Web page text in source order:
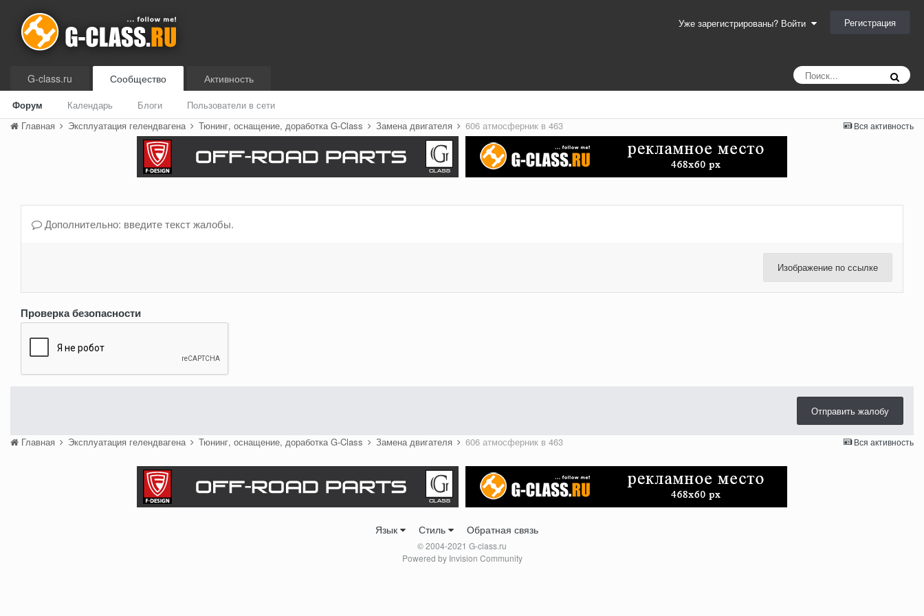
Уже зарегистрированы? Войти Регистрация
G-class.ru Сообщество
Форум Календарь Блоги Пользователи в сети
Активность
Вся активность
Главная Эксплуатация гелендвагена Тюнинг, оснащение, доработка G-Class Замена двигателя 606 атмосферник в 463
Дополнительно: введите текст жалобы.
Изображение по ссылке
Проверка безопасности
Отправить жалобу
Вся активность
Главная Эксплуатация гелендвагена Тюнинг, оснащение, доработка G-Class Замена двигателя 606 атмосферник в 463
Язык Стиль Обратная связь
© 2004-2021 G-class.ru
Powered by Invision Community